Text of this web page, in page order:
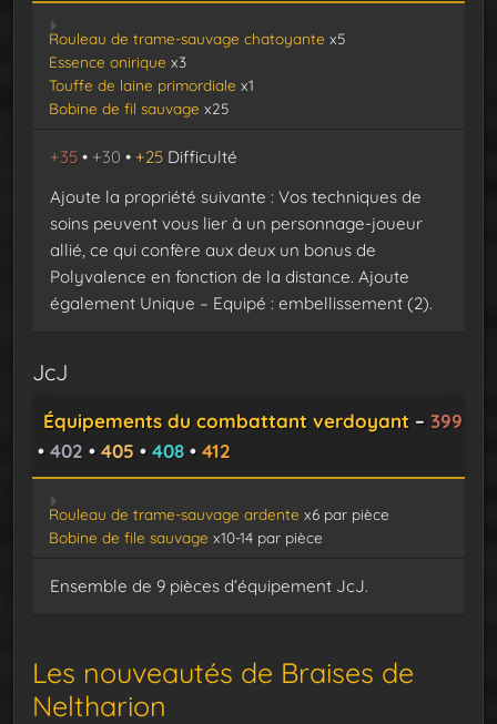
Rouleau de trame-sauvage chatoyante x5
Essence onirique x3
Touffe de laine primordiale x1
Bobine de fil sauvage x25
+35 • +30 • +25 Difficulté
Ajoute la propriété suivante : Vos techniques de
soins peuvent vous lier à un personnage-joueur
allié, ce qui confère aux deux un bonus de
Polyvalence en fonction de la distance. Ajoute
également Unique – Equipé : embellissement (2).
JcJ
Équipements du combattant verdoyant – 399
• 402 • 405 • 408 • 412
Rouleau de trame-sauvage ardente x6 par pièce
Bobine de file sauvage x10-14 par pièce
Ensemble de 9 pièces d’équipement JcJ.
Les nouveautés de Braises de
Neltharion